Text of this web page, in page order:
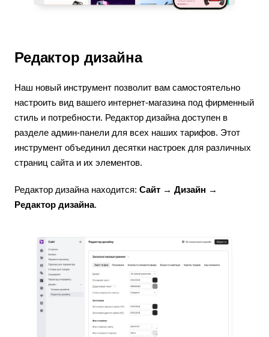
Редактор дизайна
Наш новый инструмент позволит вам самостоятельно
настроить вид вашего интернет-магазина под фирменный
стиль и потребности. Редактор дизайна доступен в
разделе админ-панели для всех наших тарифов. Этот
инструмент объединил десятки настроек для различных
страниц сайта и их элементов.
Редактор дизайна находится: Сайт → Дизайн →
Редактор дизайна.